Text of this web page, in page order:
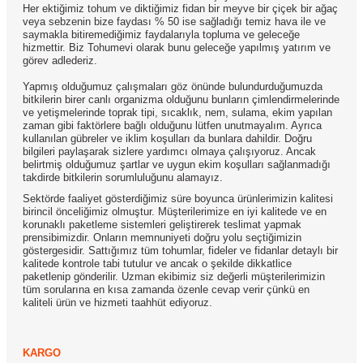
Her ektiğimiz tohum ve diktiğimiz fidan bir meyve bir çiçek bir ağaç
veya sebzenin bize faydası % 50 ise sağladığı temiz hava ile ve
saymakla bitiremediğimiz faydalarıyla topluma ve geleceğe
hizmettir. Biz Tohumevi olarak bunu geleceğe yapılmış yatırım ve
görev adlederiz.
Yapmış olduğumuz çalışmaları göz önünde bulundurduğumuzda
bitkilerin birer canlı organizma olduğunu bunların çimlendirmelerinde
ve yetişmelerinde toprak tipi, sıcaklık, nem, sulama, ekim yapılan
zaman gibi faktörlere bağlı olduğunu lütfen unutmayalım. Ayrıca
kullanılan gübreler ve iklim koşulları da bunlara dahildir. Doğru
bilgileri paylaşarak sizlere yardımcı olmaya çalışıyoruz. Ancak
belirtmiş olduğumuz şartlar ve uygun ekim koşulları sağlanmadığı
takdirde bitkilerin sorumluluğunu alamayız.
Sektörde faaliyet gösterdiğimiz süre boyunca ürünlerimizin kalitesi
birincil önceliğimiz olmuştur. Müşterilerimize en iyi kalitede ve en
korunaklı paketleme sistemleri geliştirerek teslimat yapmak
prensibimizdir. Onların memnuniyeti doğru yolu seçtiğimizin
göstergesidir. Sattığımız tüm tohumlar, fideler ve fidanlar detaylı bir
kalitede kontrole tabi tutulur ve ancak o şekilde dikkatlice
paketlenip gönderilir. Uzman ekibimiz siz değerli müşterilerimizin
tüm sorularına en kısa zamanda özenle cevap verir çünkü en
kaliteli ürün ve hizmeti taahhüt ediyoruz.
KARGO